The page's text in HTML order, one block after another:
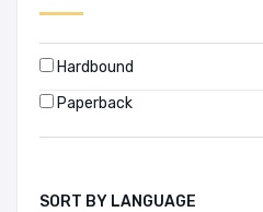
Hardbound
Paperback
SORT BY LANGUAGE